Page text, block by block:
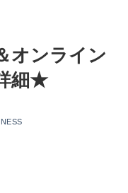
オンライン
細★